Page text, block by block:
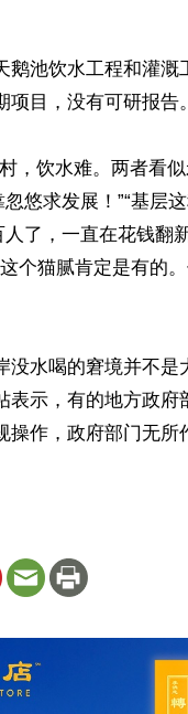
池饮水工程和灌溉
目，没有可研报告。
，饮水难。两者看
悠求发展！”“基层
了，一直在花钱翻
个猫腻肯定是有的
水喝的窘境并不是
示，有的地方政府
操作，政府部门无